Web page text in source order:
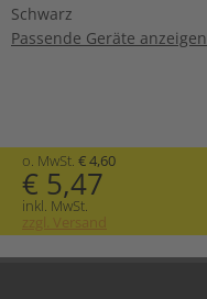
Schwarz
Passende Geräte anzeigen
o. MwSt. € 4,60
€ 5,47
inkl. MwSt.
zzgl. Versand